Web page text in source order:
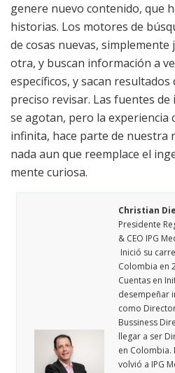
genere nuevo contenido, que
historias. Los motores de
de cosas nuevas,
otra, y buscan información a
específicos, y sacan
preciso revisar. Las fuentes
se agotan, pero la experiencia
infinita, hace parte de nuestra
nada aun que reemplace el
mente curiosa.
Christian
Presidente
& CEO IPG
Inició su
Colombia en
Cuentas en
desempeñar
como
Bussiness
llegar a ser
en Colombia.
volvió a IPG